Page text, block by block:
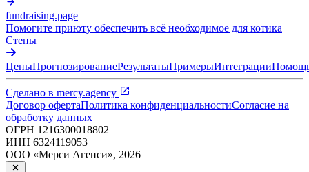
fundraising.page
Помогите приюту обеспечить всё необходимое для котика
Степы
ЦеныПрогнозированиеРезультатыПримерыИнтеграции
Сделано в mercy.agency
Договор офертаПолитика конфиденциальностиСогласие на
обработку данных
ОГРН 1216300018802
ИНН 6324119053
ООО «Мерси Агенси», 2026